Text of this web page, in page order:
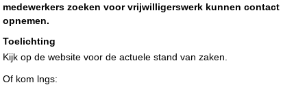
medewerkers zoeken voor vrijwilligerswerk kunnen contact
opnemen.
Toelichting
Kijk op de website voor de actuele stand van zaken.
Of kom lngs: